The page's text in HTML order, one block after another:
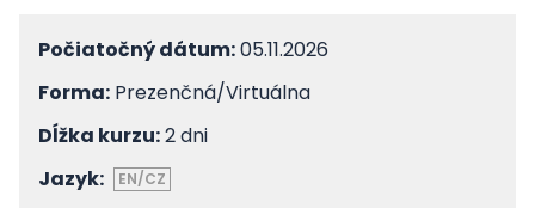
Počiatočný dátum:05.11.2026
Forma: Prezenčná/Virtuálna
Dĺžka kurzu:2 dni
Jazyk:
EN/CZ